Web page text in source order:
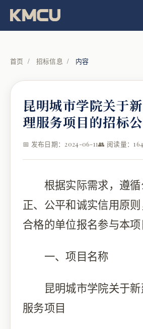
首页 / 招标信息 / 内容
昆明城市学院关于
理服务项目的招标
📅 发布日期：2024-06-11👥 阅读量：
根据实际需求，遵
正、公平和诚实信用原
合格的单位报名参与本项
一、项目名称
昆明城市学院关于
服务项目